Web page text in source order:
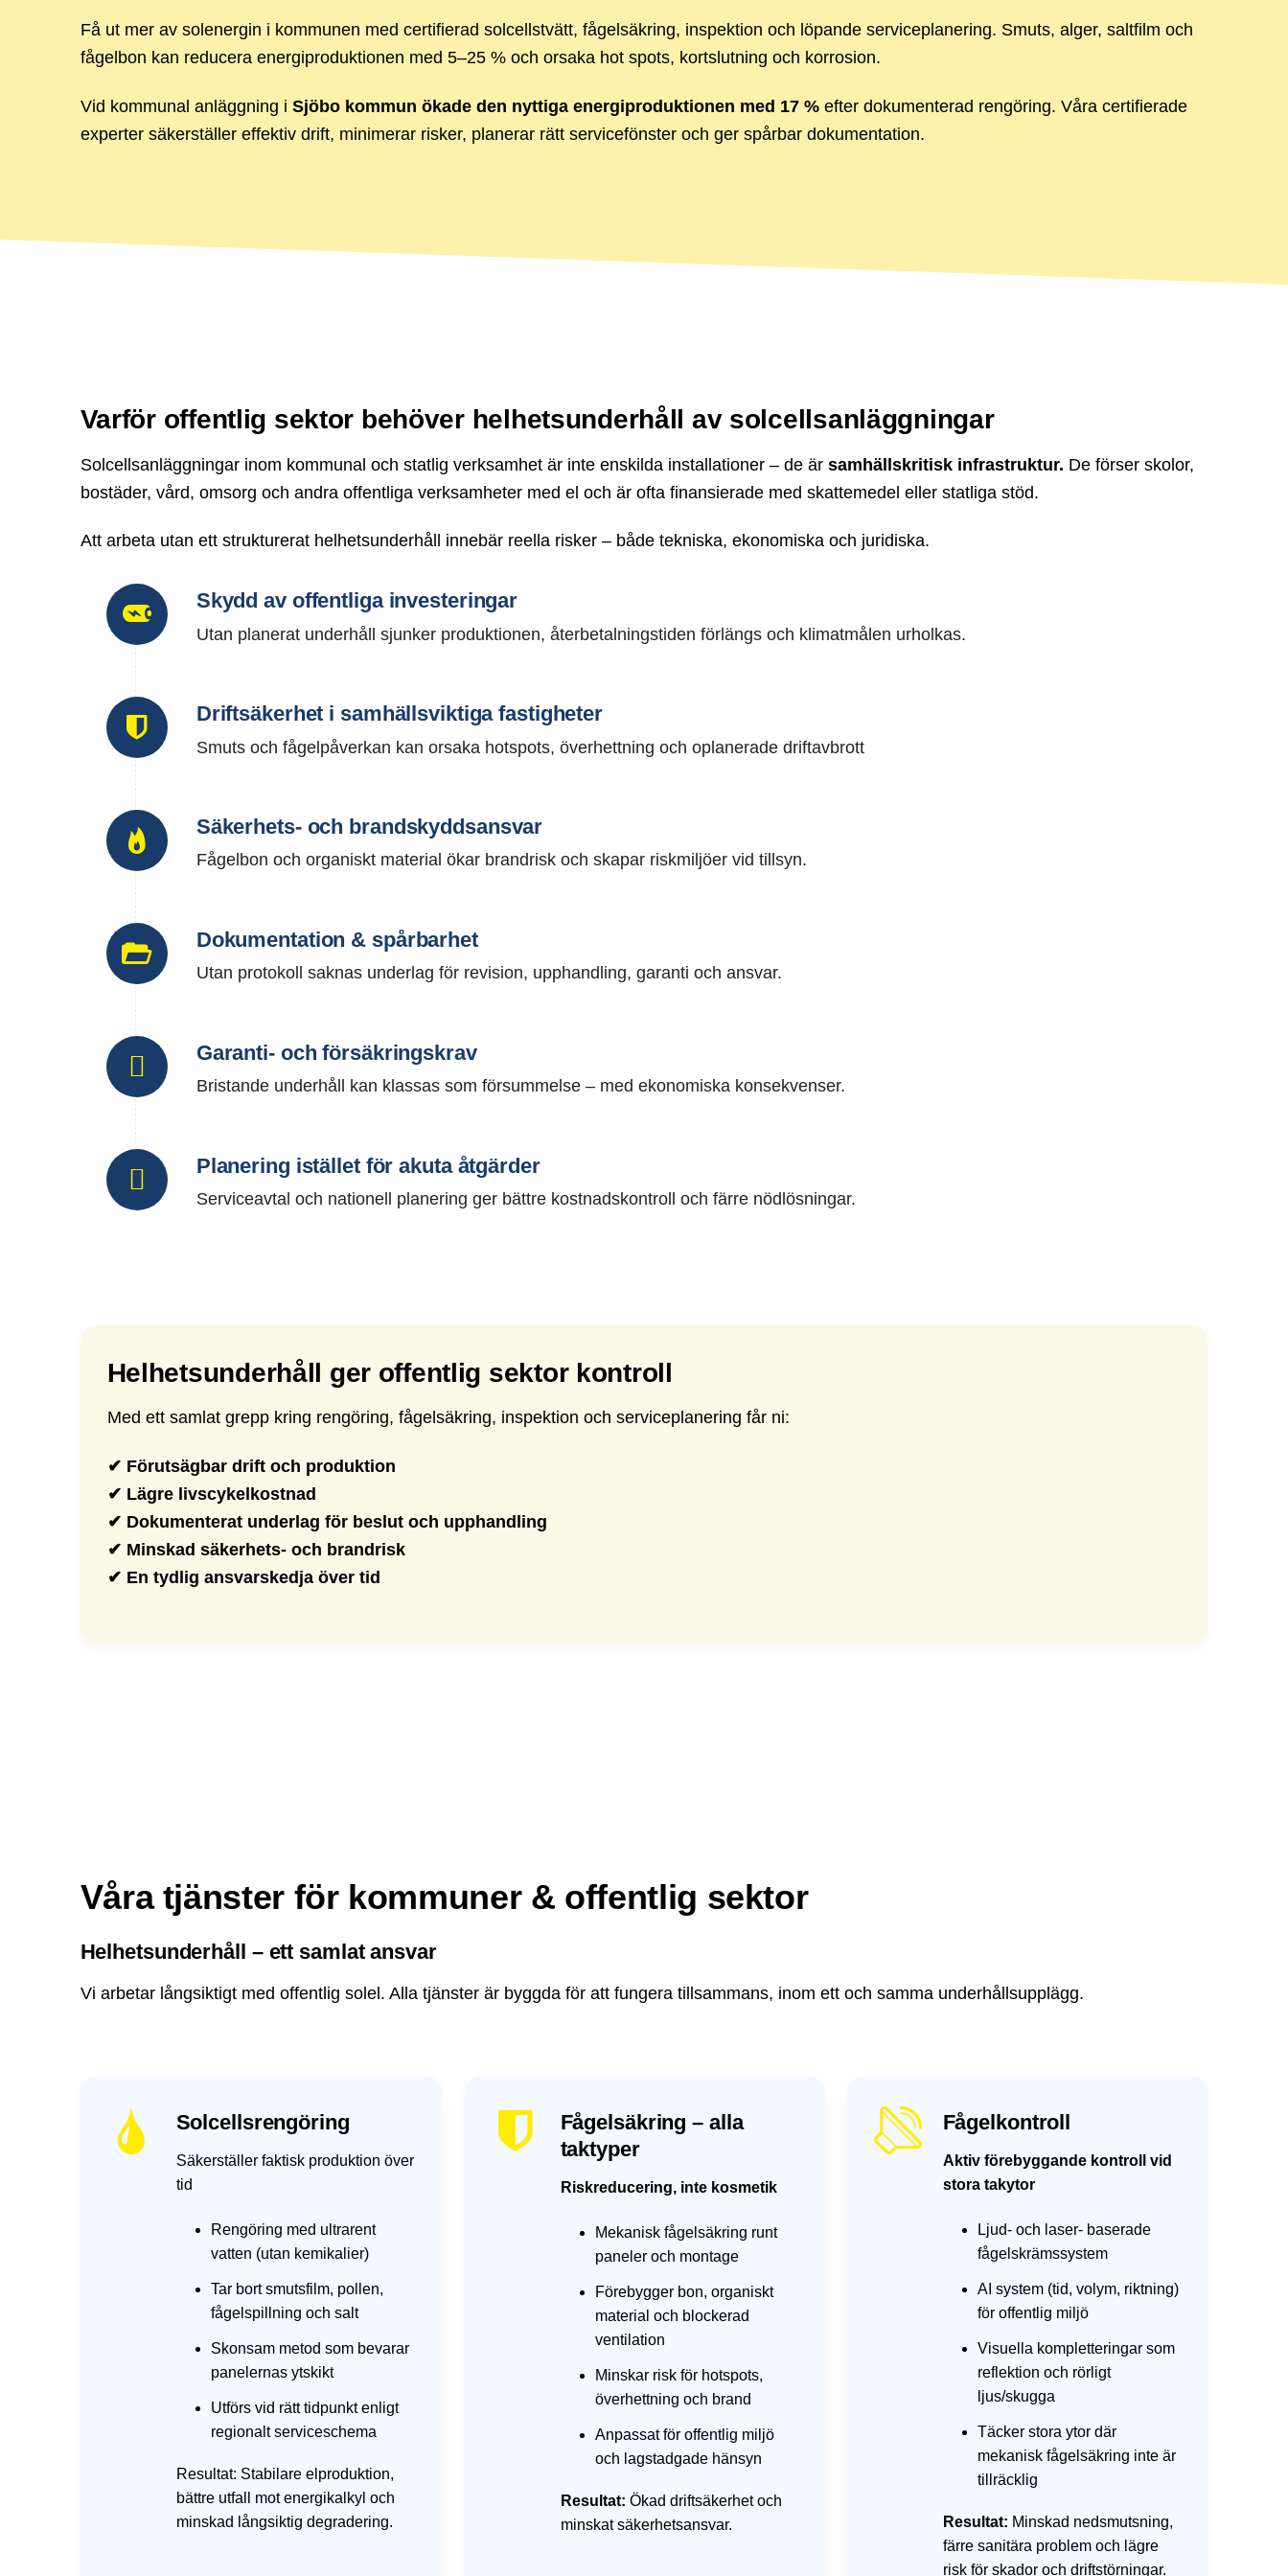
Få ut mer av solenergin i kommunen med certifierad solcellstvätt, fågelsäkring, inspektion och löpande serviceplanering. Smuts, alger, saltfilm och
fågelbon kan reducera energiproduktionen med 5–25 % och orsaka hot spots, kortslutning och korrosion.
Vid kommunal anläggning i Sjöbo kommun ökade den nyttiga energiproduktionen med 17 %efter dokumenterad rengöring. Våra certifierade
experter säkerställer effektiv drift, minimerar risker, planerar rätt servicefönster och ger spårbar dokumentation.
Varför offentlig sektor behöver helhetsunderhåll av solcellsanläggningar
Solcellsanläggningar inom kommunal och statlig verksamhet är inte enskilda installationer – de är samhällskritisk infrastruktur. De förser skolor,
bostäder, vård, omsorg och andra offentliga verksamheter med el och är ofta finansierade med skattemedel eller statliga stöd.
Att arbeta utan ett strukturerat helhetsunderhåll innebär reella risker – både tekniska, ekonomiska och juridiska.
Skydd av offentliga investeringar
Utan planerat underhåll sjunker produktionen, återbetalningstiden förlängs och klimatmålen urholkas.
Driftsäkerhet i samhällsviktiga fastigheter
Smuts och fågelpåverkan kan orsaka hotspots, överhettning och oplanerade driftavbrott
Säkerhets- och brandskyddsansvar
Fågelbon och organiskt material ökar brandrisk och skapar riskmiljöer vid tillsyn.
Dokumentation & spårbarhet
Utan protokoll saknas underlag för revision, upphandling, garanti och ansvar.
Garanti- och försäkringskrav
Bristande underhåll kan klassas som försummelse – med ekonomiska konsekvenser.
Planering istället för akuta åtgärder
Serviceavtal och nationell planering ger bättre kostnadskontroll och färre nödlösningar.
Helhetsunderhåll ger offentlig sektor kontroll
Med ett samlat grepp kring rengöring, fågelsäkring, inspektion och serviceplanering får ni:
✔ Förutsägbar drift och produktion
✔ Lägre livscykelkostnad
✔ Dokumenterat underlag för beslut och upphandling
✔ Minskad säkerhets- och brandrisk
✔ En tydlig ansvarskedja över tid
Våra tjänster för kommuner & offentlig sektor
Helhetsunderhåll – ett samlat ansvar
Vi arbetar långsiktigt med offentlig solel. Alla tjänster är byggda för att fungera tillsammans, inom ett och samma underhållsupplägg.
Solcellsrengöring
Säkerställer faktisk produktion över
tid
Rengöring med ultrarent
vatten (utan kemikalier)
Tar bort smutsfilm, pollen,
fågelspillning och salt
Skonsam metod som bevarar
panelernas ytskikt
Utförs vid rätt tidpunkt enligt
regionalt serviceschema
Resultat: Stabilare elproduktion,
bättre utfall mot energikalkyl och
minskad långsiktig degradering.
Fågelsäkring – alla
taktyper
Riskreducering, inte kosmetik
Mekanisk fågelsäkring runt
paneler och montage
Förebygger bon, organiskt
material och blockerad
ventilation
Minskar risk för hotspots,
överhettning och brand
Anpassat för offentlig miljö
och lagstadgade hänsyn
Resultat: Ökad driftsäkerhet och
minskat säkerhetsansvar.
Fågelkontroll
Aktiv förebyggande kontroll vid
stora takytor
Ljud- och laser- baserade
fågelskrämssystem
AI system (tid, volym, riktning)
för offentlig miljö
Visuella kompletteringar som
reflektion och rörligt
ljus/skugga
Täcker stora ytor där
mekanisk fågelsäkring inte är
tillräcklig
Resultat: Minskad nedsmutsning,
färre sanitära problem och lägre
risk för skador och driftstörningar.